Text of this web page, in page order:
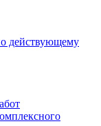
действующему